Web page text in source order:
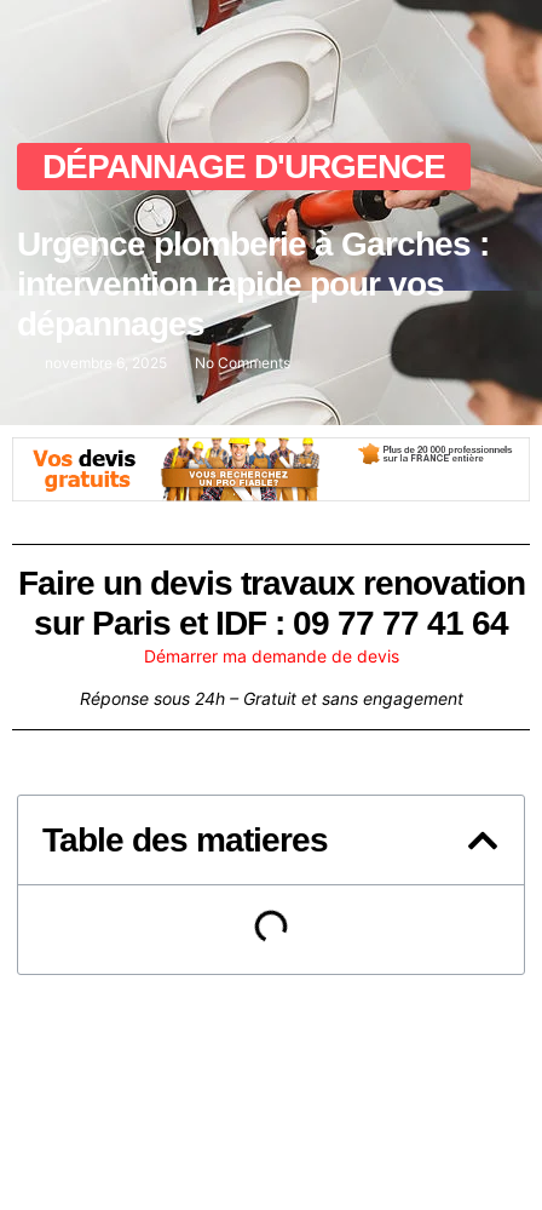
DÉPANNAGE D'URGENCE
Urgence plomberie à Garches :
intervention rapide pour vos
dépannages
novembre 6, 2025 No Comments
Faire un devis travaux renovation
sur Paris et IDF : 09 77 77 41 64
Démarrer ma demande de devis
Réponse sous 24h – Gratuit et sans engagement
Table des matieres